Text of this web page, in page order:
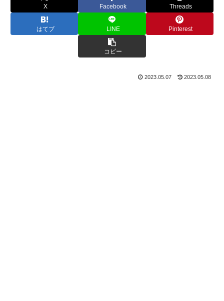
X Facebook Threads
はてブ LINE Pinterest
コピー
2023.05.07 2023.05.08